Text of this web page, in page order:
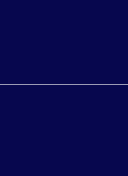
Της Φανής Καζάκη